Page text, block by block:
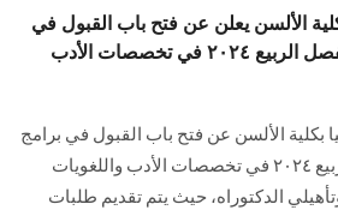
الألسن يعلن عن فتح باب القبول في
برامج الدراسات العليا لفصل الربيع ٢٠٢٤ في تخصصات الأدب
بكلية الألسن عن فتح باب القبول في برامج
الدراسات العليا لفصل الربيع ٢٠٢٤ في تخصصات الأدب واللغويات
الدكتوراه، حيث يتم تقديم طلبات